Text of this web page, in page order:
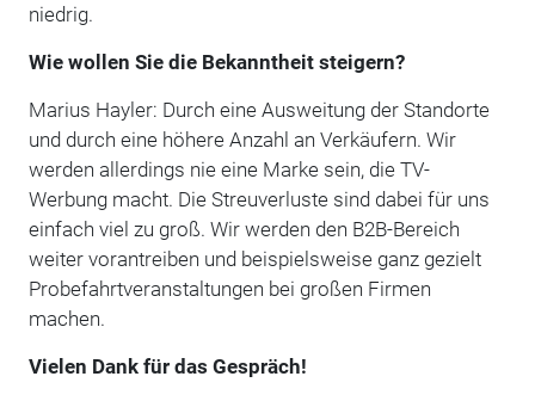
niedrig.
Wie wollen Sie die Bekanntheit steigern?
Marius Hayler: Durch eine Ausweitung der Standorte
und durch eine höhere Anzahl an Verkäufern. Wir
werden allerdings nie eine Marke sein, die TV-
Werbung macht. Die Streuverluste sind dabei für uns
einfach viel zu groß. Wir werden den B2B-Bereich
weiter vorantreiben und beispielsweise ganz gezielt
Probefahrtveranstaltungen bei großen Firmen
machen.
Vielen Dank für das Gespräch!